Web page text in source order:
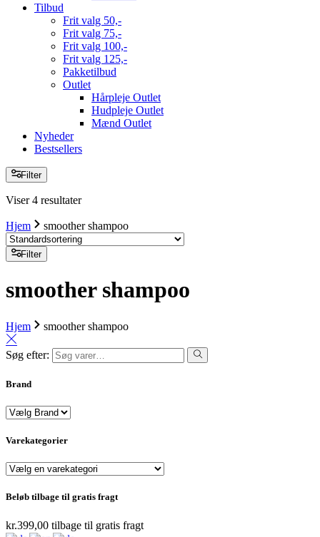
Tilbud
Frit valg 50,-
Frit valg 75,-
Frit valg 100,-
Frit valg 125,-
Pakketilbud
Outlet
Hårpleje Outlet
Hudpleje Outlet
Mænd Outlet
Nyheder
Bestsellers
Filter
Viser 4 resultater
Hjem smoother shampoo
Filter
smoother shampoo
Hjem smoother shampoo
Søg efter:
Brand
Varekategorier
Beløb tilbage til gratis fragt
kr.399,00 tilbage til gratis fragt